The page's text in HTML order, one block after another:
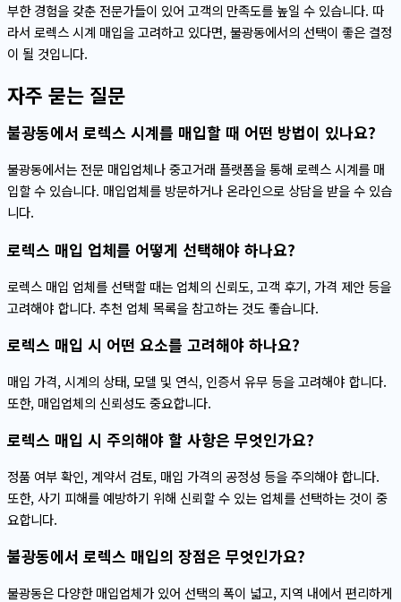
부한 경험을 갖춘 전문가들이 있어 고객의 만족도를 높일 수 있습니다. 따
라서 로렉스 시계 매입을 고려하고 있다면, 불광동에서의 선택이 좋은 결정
이 될 것입니다.
자주 묻는 질문
불광동에서 로렉스 시계를 매입할 때 어떤 방법이 있나요?
불광동에서는 전문 매입업체나 중고거래 플랫폼을 통해 로렉스 시계를 매
입할 수 있습니다. 매입업체를 방문하거나 온라인으로 상담을 받을 수 있습
니다.
로렉스 매입 업체를 어떻게 선택해야 하나요?
로렉스 매입 업체를 선택할 때는 업체의 신뢰도, 고객 후기, 가격 제안 등을
고려해야 합니다. 추천 업체 목록을 참고하는 것도 좋습니다.
로렉스 매입 시 어떤 요소를 고려해야 하나요?
매입 가격, 시계의 상태, 모델 및 연식, 인증서 유무 등을 고려해야 합니다.
또한, 매입업체의 신뢰성도 중요합니다.
로렉스 매입 시 주의해야 할 사항은 무엇인가요?
정품 여부 확인, 계약서 검토, 매입 가격의 공정성 등을 주의해야 합니다.
또한, 사기 피해를 예방하기 위해 신뢰할 수 있는 업체를 선택하는 것이 중
요합니다.
불광동에서 로렉스 매입의 장점은 무엇인가요?
불광동은 다양한 매입업체가 있어 선택의 폭이 넓고, 지역 내에서 편리하게